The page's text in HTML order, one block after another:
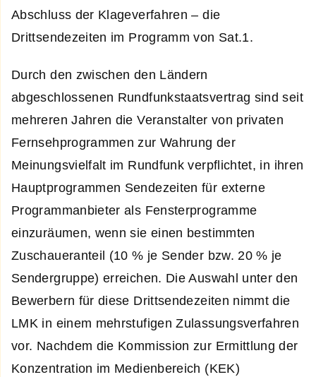
Abschluss der Klageverfahren – die
Drittsendezeiten im Programm von Sat.1.
Durch den zwischen den Ländern
abgeschlossenen Rundfunkstaatsvertrag sind seit
mehreren Jahren die Veranstalter von privaten
Fernsehprogrammen zur Wahrung der
Meinungsvielfalt im Rundfunk verpflichtet, in ihren
Hauptprogrammen Sendezeiten für externe
Programmanbieter als Fensterprogramme
einzuräumen, wenn sie einen bestimmten
Zuschaueranteil (10 % je Sender bzw. 20 % je
Sendergruppe) erreichen. Die Auswahl unter den
Bewerbern für diese Drittsendezeiten nimmt die
LMK in einem mehrstufigen Zulassungsverfahren
vor. Nachdem die Kommission zur Ermittlung der
Konzentration im Medienbereich (KEK)